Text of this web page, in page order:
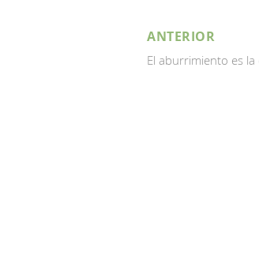
ANTERIOR
El aburrimiento es